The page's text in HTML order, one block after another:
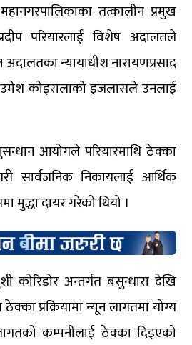
तत्कालीन प्रमुख
परियारलाई विशेष अदालतले
न्यायाधीश नारायणप्रसाद
कोइरालाको इजलासले उनलाई
आयोगले परियारमाथि ठेक्का
सार्वजनिक निकायलाई आर्थिक
मुद्धा दायर गरेको थियो ।
कोरिडोर अन्तर्गत बसुन्धारा देखि
प्रक्रियामा न्यून लागतमा योग्य
कम्पनीलाई ठेक्का दिइएको